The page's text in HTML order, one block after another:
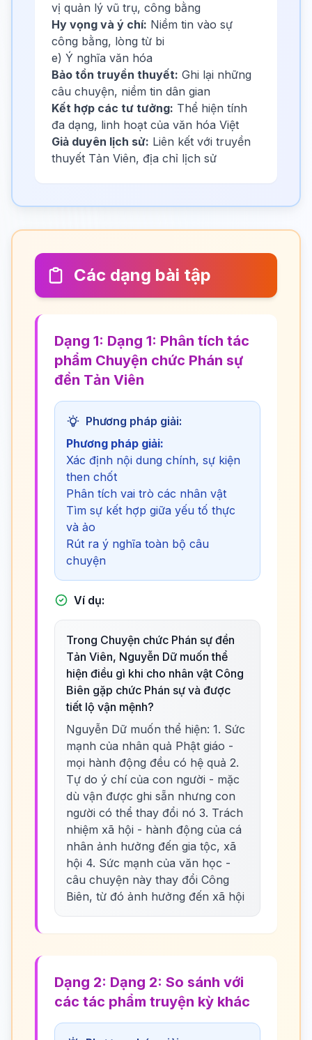
vị quản lý vũ trụ, công bằng
Hy vọng và ý chí: Niềm tin vào sự
công bằng, lòng từ bi
e) Ý nghĩa văn hóa
Bảo tồn truyền thuyết: Ghi lại những
câu chuyện, niềm tin dân gian
Kết hợp các tư tưởng: Thể hiện tính
đa dạng, linh hoạt của văn hóa Việt
Giả duyên lịch sử: Liên kết với truyền
thuyết Tản Viên, địa chỉ lịch sử
Các dạng bài tập
Dạng 1: Dạng 1: Phân tích tác
phẩm Chuyện chức Phán sự
đền Tản Viên
Phương pháp giải:
Phương pháp giải:
Xác định nội dung chính, sự kiện
then chốt
Phân tích vai trò các nhân vật
Tìm sự kết hợp giữa yếu tố thực
và ảo
Rút ra ý nghĩa toàn bộ câu
chuyện
Ví dụ:
Trong Chuyện chức Phán sự đền
Tản Viên, Nguyễn Dữ muốn thể
hiện điều gì khi cho nhân vật Công
Biên gặp chức Phán sự và được
tiết lộ vận mệnh?
Nguyễn Dữ muốn thể hiện: 1. Sức
mạnh của nhân quả Phật giáo -
mọi hành động đều có hệ quả 2.
Tự do ý chí của con người - mặc
dù vận được ghi sẵn nhưng con
người có thể thay đổi nó 3. Trách
nhiệm xã hội - hành động của cá
nhân ảnh hưởng đến gia tộc, xã
hội 4. Sức mạnh của văn học -
câu chuyện này thay đổi Công
Biên, từ đó ảnh hưởng đến xã hội
Dạng 2: Dạng 2: So sánh với
các tác phẩm truyện kỳ khác